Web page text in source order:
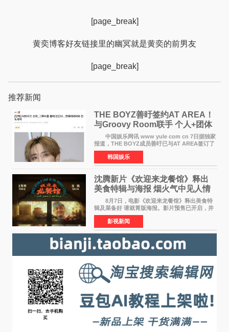
[page_break]
黄奕博客好友链接里的幽冥就是黄奕的前男友
[page_break]
推荐新闻
THE BOYZ善旴签约AT AREA！
与Groovy Room联手 个人+团体
活动并行
中国娱乐网讯 www yule com cn 7日据独家
报道，THE BOYZ成员善旴已与AT AREA签订了
专属合约。AT AREA是由知名制作人组合
Groovy Room创立的hip-hop厂牌，旗下拥有多
位实力派音乐人，在韩
韩国娱乐
沈腾新片《欢迎来龙餐馆》释出
美食特辑与海报 烟火气中见人情
温暖
8月7日，电影《欢迎来龙餐馆》释出美食特
辑及菜备好 请就胃版海报。影片预售已开启，并
将于8月8日至10日14:00-21:00举行全国超前点
映。电影《欢迎来龙餐馆》作为战争美食喜剧大
片，讲述了中国
影视新闻